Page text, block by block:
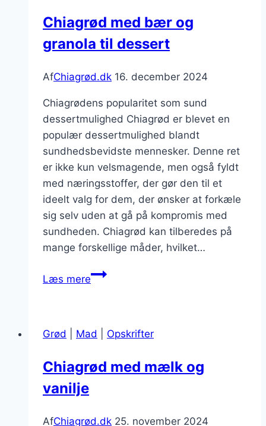
om
sommeren
Chiagrød med bær og
granola til dessert
AfChiagrød.dk 16. december 2024
Chiagrødens popularitet som sund
dessertmulighed Chiagrød er blevet en
populær dessertmulighed blandt
sundhedsbevidste mennesker. Denne ret
er ikke kun velsmagende, men også fyldt
med næringsstoffer, der gør den til et
ideelt valg for dem, der ønsker at forkæle
sig selv uden at gå på kompromis med
sundheden. Chiagrød kan tilberedes på
mange forskellige måder, hvilket…
Læs mereChiagrød
granola
dessert
Grød Mad Opskrifter
Chiagrød med mælk og
vanilje
AfChiagrød.dk 25. november 2024